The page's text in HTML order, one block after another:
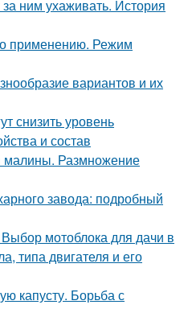
ним ухаживать. История
применению. Режим
вариантов и их
снизить уровень
и состав
малины. Размножение
завода: подробный
мотоблока для дачи в
типа двигателя и его
капусту. Борьба с